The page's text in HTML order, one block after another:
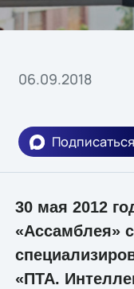
06.09.2018
30 мая 2012
«Ассамблея»
«ПТА.